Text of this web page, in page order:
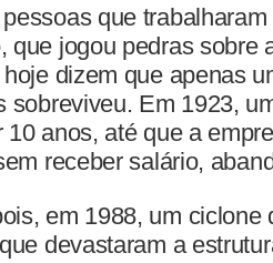
que
que jogou pedras sobre
dizem que apenas
sobreviveu. Em 1923,
10 anos, até que a
receber salário,
em 1988, um
devastaram a